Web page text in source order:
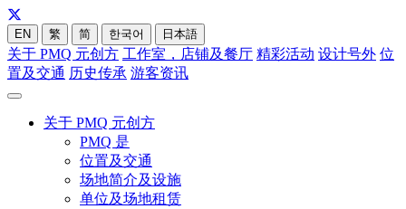
EN 繁 简 한국어 日本語
关于 PMQ 元创方 工作室，店铺及餐厅 精彩活动 设计号外 位
置及交通 历史传承 游客资讯
关于 PMQ 元创方
PMQ 是
位置及交通
场地简介及设施
单位及场地租赁